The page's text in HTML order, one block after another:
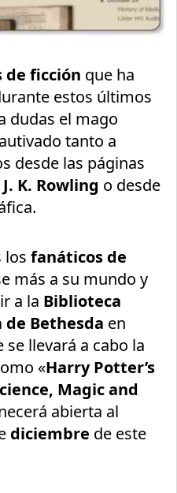
de ficción que ha
estos últimos
dudas el mago
tanto a
desde las páginas
J. K. Rowling o desde
los fanáticos de
más a su mundo y
a la Biblioteca
Bethesda en
se llevará a cabo la
«Harry Potter’s
Magic and
abierta al
diciembre de este